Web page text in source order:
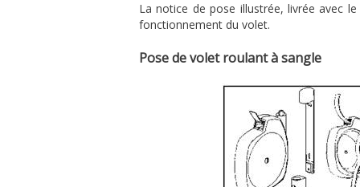
La notice de pose illustrée, livrée avec
fonctionnement du volet.
Pose de volet roulant à sangle